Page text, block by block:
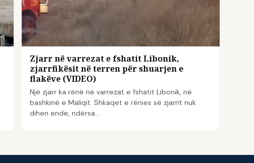
Zjarr në varrezat e fshatit Libonik,
zjarrfikësit në terren për shuarjen e
flakëve (VIDEO)
Një zjarr ka rënë në varrezat e fshatit Libonik, në
bashkinë e Maliqit. Shkaqet e rënies së zjarrit nuk
dihen ende, ndërsa…